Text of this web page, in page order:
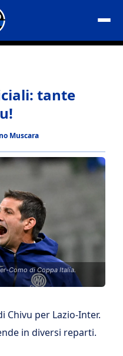
tante
Muscara
Como di Coppa Italia.
Chivu per Lazio-Inter.
in diversi reparti.